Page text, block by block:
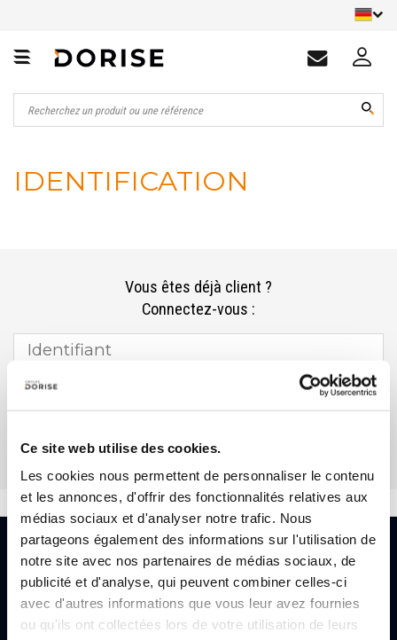
Ce site web utilise des cookies.
Les cookies nous permettent de personnaliser le contenu
et les annonces, d'offrir des fonctionnalités relatives aux
médias sociaux et d'analyser notre trafic. Nous
partageons également des informations sur l'utilisation de
notre site avec nos partenaires de médias sociaux, de
publicité et d'analyse, qui peuvent combiner celles-ci
avec d'autres informations que vous leur avez fournies
ou qu'ils ont collectées lors de votre utilisation de leurs
IDENTIFICATION
Vous êtes déjà client ?
Connectez-vous :